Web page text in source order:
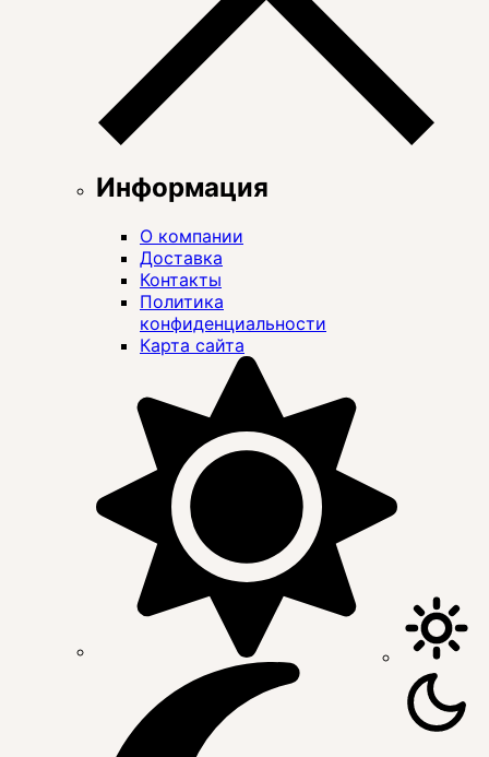
Информация
О компании
Доставка
Контакты
Политика
конфиденциальности
Карта сайта